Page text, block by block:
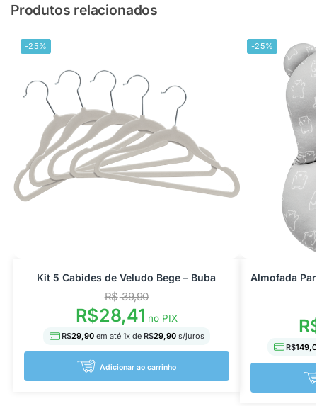
Produtos relacionados
-25%
Kit 5 Cabides de Veludo Bege – Buba
R$39,90
R$28,41 no PIX
R$29,90 em até 1x de R$29,90s/juros
Adicionar ao carrinho
-25%
Almofada
R$